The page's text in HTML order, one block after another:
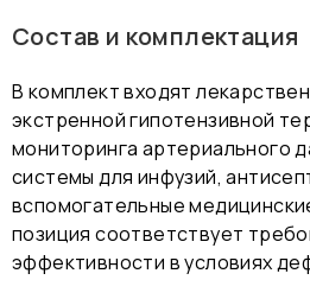
Состав и комплектация
В комплект входят
экстренной гипотензивной
мониторинга артериального
системы для инфузий,
вспомогательные
позиция соответствует
эффективности в условиях